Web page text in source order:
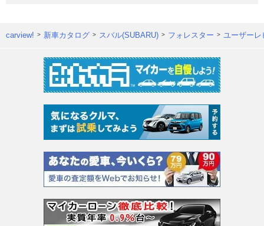
carview! 新車カタログ スバル(SUBARU) フォレスター ユーザー